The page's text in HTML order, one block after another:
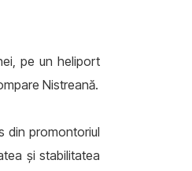
pe un heliport
Nistreană.
din promontoriul
și stabilitatea